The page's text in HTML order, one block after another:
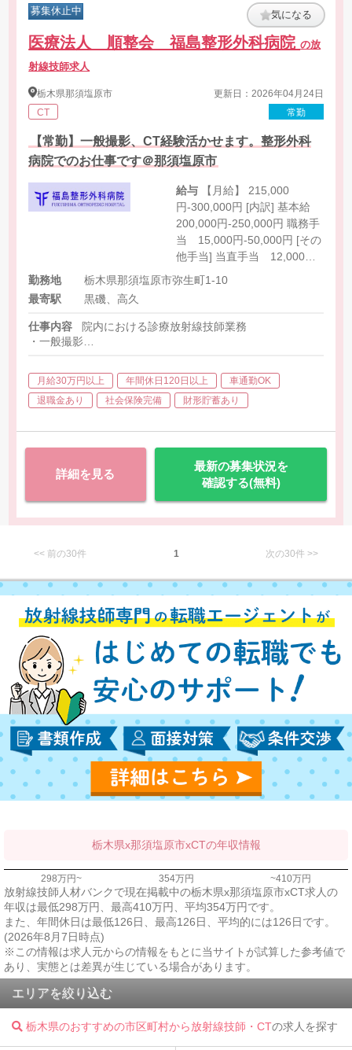
募集休止中 気になる
医療法人 順整会 福島整形外科病院の放
射線技師求人
栃木県那須塩原市
CT
更新日：2026年04月24日
常勤
【常勤】一般撮影、CT経験活かせます。整形外科
病院でのお仕事です＠那須塩原市
給与
円-300,000円 [内訳] 基本給
200,000円-250,000円 職務手
当 15,000円-50,000円 [その
他手当] 当直手当 12,000円
日直手当 10,000円（午前
4,000円 午後6,000円） 精
終了後）
勤務地
栃木県那須塩原市弥生町1-10
最寄駅
黒磯、高久
仕事内容
院内における診療放射線技師業務
・一般撮影
・骨密度
・その他業務に係る雑務及び作業全般
月給30万円以上 年間休日120日以上
車通勤OK
退職金あり
社会保険完備 財形貯蓄あり
詳細を見る
最新の募集状況を
確認する(無料)
<< 前の30件 1 次の30件 >>
栃木県x那須塩原市xCTの年収情報
298万円~ 354万円 ~410万円
放射線技師人材バンクで現在掲載中の栃木県x那須塩原市xCT求人の
年収は最低298万円、最高410万円、平均354万円です。
また、年間休日は最低126日、最高126日、平均的には126日です。
(2026年8月7日時点)
※この情報は求人元からの情報をもとに当サイトが試算した参考値で
あり、実態とは差異が生じている場合があります。
エリアを絞り込む
栃木県のおすすめの市区町村から放射線技師・CTの求人を探す